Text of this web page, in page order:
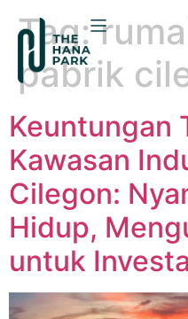
Tag:
pabrik
Keuntungan
Kawasan
Cilegon:
Hidup,
untuk